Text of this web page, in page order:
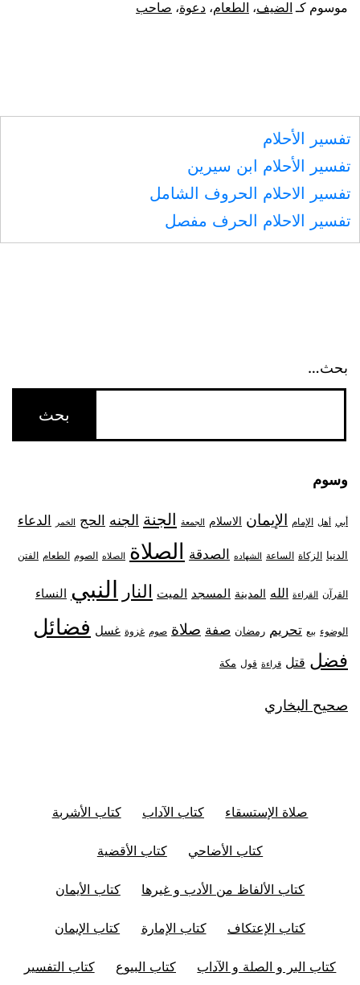
من
إذن
موسوم كـ الضيف، الطعام، دعوة، صاحب
تفسير الأحلام
تفسير الأحلام ابن سيرين
تفسير الاحلام الحروف الشامل
تفسير الاحلام الحرف مفصل
بحث…
وسوم
أبي أهل الإمام الإيمان الاسلام الجمعة الجنة الجنه الحج الخمر الدعاء
الدنيا الزكاة الساعة الشهاده الصدقة الصلاة الصلاه الصوم الطعام الفتن
القرآن القراءة الله المدينة المسجد الميت النار النبي النساء
الوضوء بيع تحريم رمضان صفة صلاة صوم غزوة غسل فضائل
فضل قتل قراءة قول مكة
صحيح البخاري
صلاة الإستسقاء كتاب الآداب كتاب الأشربة
كتاب الأضاحي كتاب الأقضية
كتاب الألفاظ من الأدب و غيرها كتاب الأيمان
كتاب الإعتكاف كتاب الإمارة كتاب الإيمان
كتاب البر و الصلة و الآداب كتاب البيوع كتاب التفسير